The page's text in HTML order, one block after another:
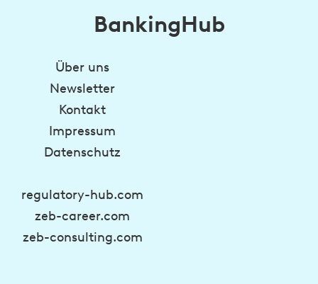
BankingHub
Über uns
Newsletter
Kontakt
Impressum
Datenschutz
regulatory-hub.com
zeb-career.com
zeb-consulting.com